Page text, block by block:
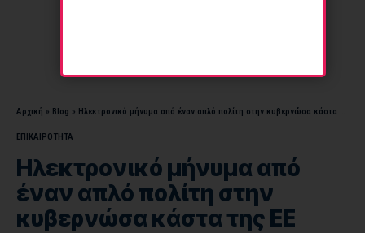
Αρχική » Blog » Ηλεκτρονικό μήνυμα από έναν απλό πολίτη στην κυβερνώσα κάστα της ΕΕ
ΕΠΙΚΑΙΡΟΤΗΤΑ
Ηλεκτρονικό μήνυμα από
έναν απλό πολίτη στην
κυβερνώσα κάστα της ΕΕ